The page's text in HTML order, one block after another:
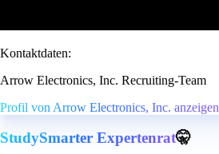
Kontaktdaten:
Arrow Electronics, Inc. Recruiting-Team
Profil von Arrow Electronics, Inc. anzeigen
StudySmarter Expertenrat🤫